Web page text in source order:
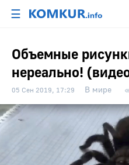
☰
Объемные
нереально!
05 Сен 2019, 17:29 В мире